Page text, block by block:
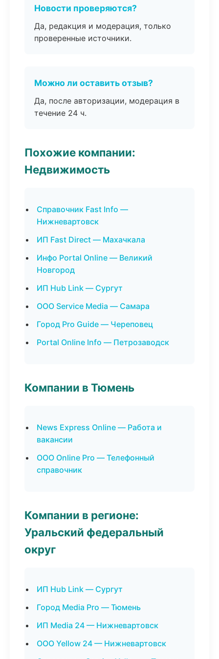
Новости проверяются?
Да, редакция и модерация, только
проверенные источники.
Можно ли оставить отзыв?
Да, после авторизации, модерация в
течение 24 ч.
Похожие компании:
Недвижимость
Справочник Fast Info —
Нижневартовск
ИП Fast Direct — Махачкала
Инфо Portal Online — Великий
Новгород
ИП Hub Link — Сургут
ООО Service Media — Самара
Город Pro Guide — Череповец
Portal Online Info — Петрозаводск
Компании в Тюмень
News Express Online — Работа и
вакансии
ООО Online Pro — Телефонный
справочник
Компании в регионе:
Уральский федеральный
округ
ИП Hub Link — Сургут
Город Media Pro — Тюмень
ИП Media 24 — Нижневартовск
ООО Yellow 24 — Нижневартовск